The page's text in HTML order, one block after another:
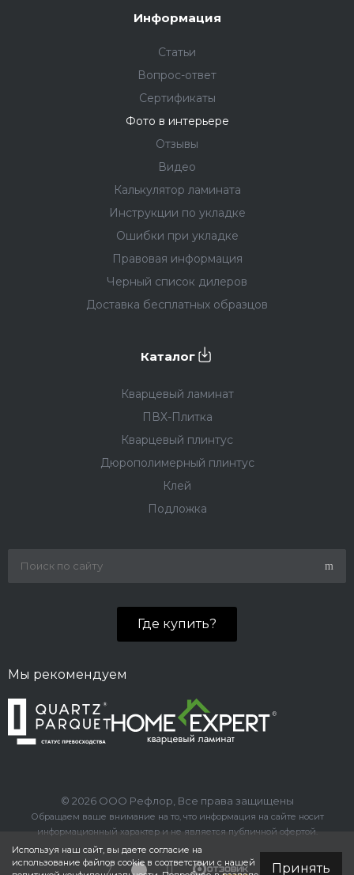
Информация
Статьи
Вопрос-ответ
Сертификаты
Фото в интерьере
Отзывы
Видео
Калькулятор ламината
Инструкции по укладке
Ошибки при укладке
Правовая информация
Черный список дилеров
Доставка бесплатных образцов
Каталог
Кварцевый ламинат
ПВХ-Плитка
Кварцевый плинтус
Дюрополимерный плинтус
Клей
Подложка
Где купить?
Мы рекомендуем
© 2026 ООО Рефлор, Все права защищены
Обращаем ваше внимание на то, что информация на сайте носит
информационный характер и не является публичной офертой.
Используя наш сайт, вы даете согласие на
использование файлов cookie в соответствии с нашей
Принять